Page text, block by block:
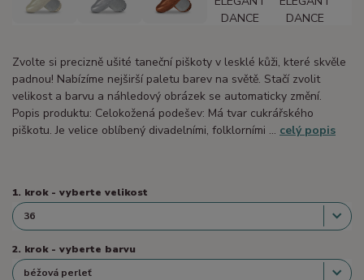
Zvolte si precizně ušité taneční piškoty v lesklé kůži, které skvěle
padnou! Nabízíme nejširší paletu barev na světě. Stačí zvolit
velikost a barvu a náhledový obrázek se automaticky změní.
Popis produktu: Celokožená podešev: Má tvar cukrářského
piškotu. Je velice oblíbený divadelními, folklorními ... celý popis
1. krok - vyberte velikost
2. krok - vyberte barvu